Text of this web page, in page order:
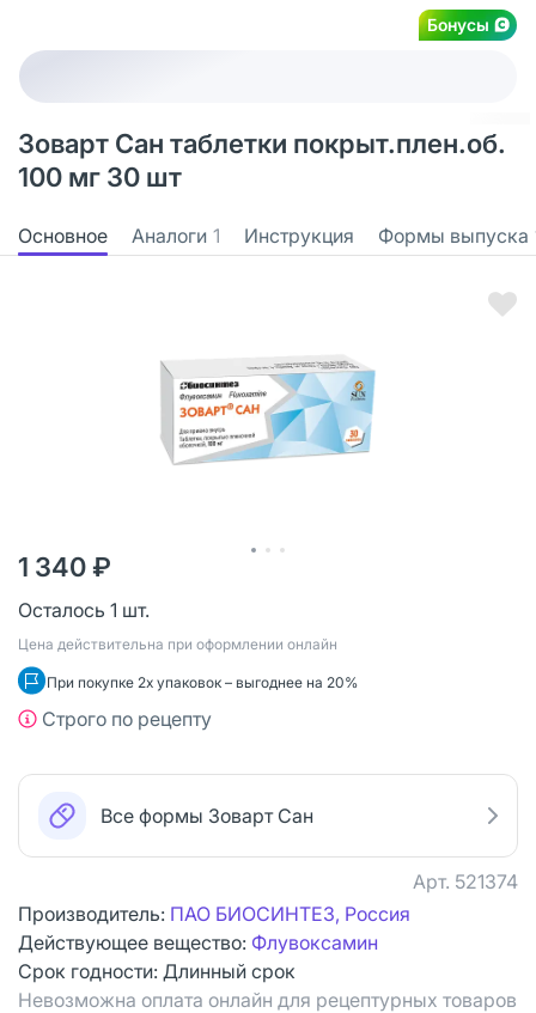
Бонусы
Зоварт Сан таблетки покрыт.плен.об.
100 мг 30 шт
Основное Аналоги 1 Инструкция Формы выпуска
1 340 ₽
Осталось 1 шт.
Цена действительна при оформлении онлайн
При покупке 2х упаковок – выгоднее на 20%
Строго по рецепту
Все формы Зоварт Сан
Арт. 521374
Производитель: ПАО БИОСИНТЕЗ, Россия
Действующее вещество: Флувоксамин
Срок годности: Длинный срок
Невозможна оплата онлайн для рецептурных товаров